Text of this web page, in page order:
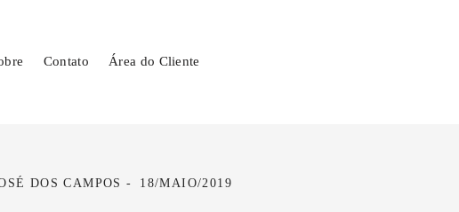
Contato Área do Cliente
DOS CAMPOS 18/MAIO/2019